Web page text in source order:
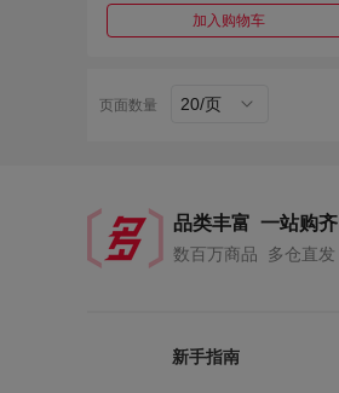
加入购物车
页面数量 20/页
品类丰富 一站购齐
数百万商品 多仓直发
新手指南